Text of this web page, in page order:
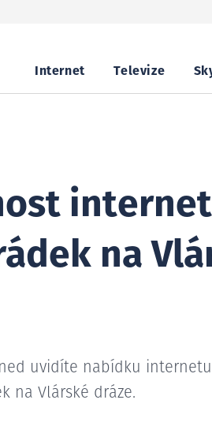
Internet Televize
na
uvidíte nabídku
na Vlárské dráze.